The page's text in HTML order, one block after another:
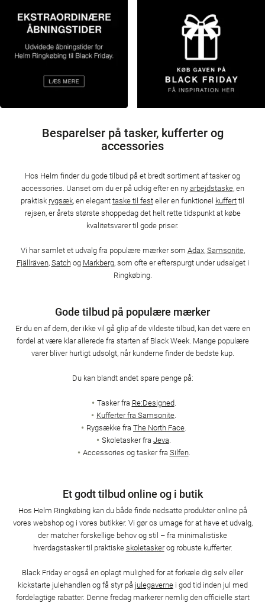
Besparelser på tasker, kufferter og
accessories
Hos Helm finder du gode tilbud på et bredt sortiment af tasker og
accessories. Uanset om du er på udkig efter en nyarbejdstaske, en
praktisk rygsæk, en eleganttaske til festeller en funktionel kufferttil
rejsen, er årets største shoppedag det helt rette tidspunkt at købe
kvalitetsvarer til gode priser.
Vi har samlet et udvalg fra populære mærker som Adax,Samsonite,
Fjällräven,Satchog Markberg, som ofte er efterspurgt under udsalget i
Ringkøbing.
Gode tilbud på populære mærker
Er du en af dem, der ikke vil gå glip af de vildeste tilbud, kan det være en
fordel at være klar allerede fra starten af Black Week. Mange populære
varer bliver hurtigt udsolgt, når kunderne finder de bedste kup.
Du kan blandt andet spare penge på:
Tasker fra Re:Designed.
Kufferter fra Samsonite.
Rygsække fra The North Face.
Skoletasker fra Jeva.
Accessories og tasker fra Silfen.
Et godt tilbud online og i butik
Hos Helm Ringkøbing kan du både finde nedsatte produkter online på
vores webshop og i vores butikker. Vi gør os umage for at have et udvalg,
der matcher forskellige behov og stil – fra minimalistiske
hverdagstasker til praktiskeskoletaskerog robuste kufferter.
Black Friday er også en oplagt mulighed for at forkæle dig selv eller
kickstarte julehandlen og få styr på julegavernei god tid inden jul med
fordelagtige rabatter. Denne fredag markerer nemlig den officielle start